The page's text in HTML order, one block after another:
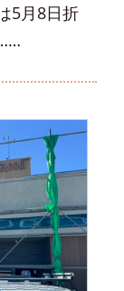
5月8日折